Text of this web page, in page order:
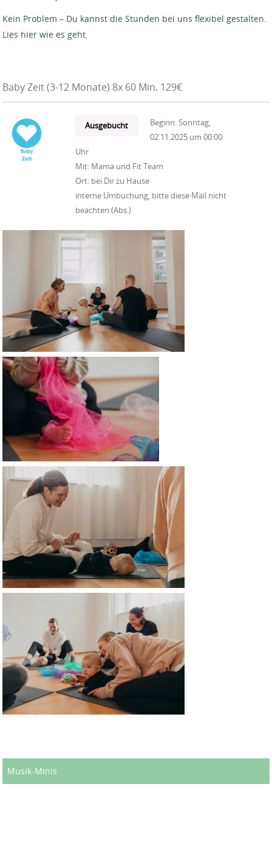
Kein Problem – Du kannst die Stunden bei uns flexibel gestalten.
Lies hier wie es geht.
Baby Zeit (3-12 Monate) 8x 60 Min. 129€
Ausgebucht Beginn:Sonntag,
02.11.2025 um 00:00
Uhr
Mit: Mama und Fit Team
Ort: bei Dir zu Hause
interne Umbuchung, bitte diese Mail nicht
beachten (Abs.)
Musik-Minis